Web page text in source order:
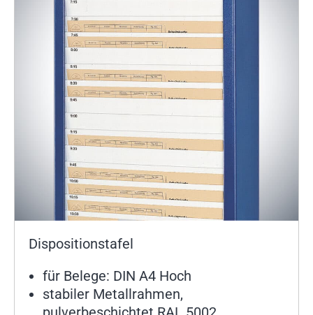
Dispositionstafel
für Belege: DIN A4 Hoch
stabiler Metallrahmen,